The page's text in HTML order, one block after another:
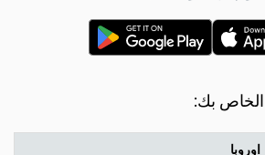
الخاص بك:
اوروبا